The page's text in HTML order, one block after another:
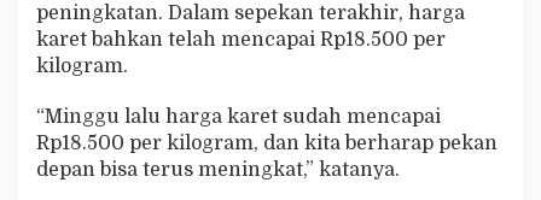
peningkatan. Dalam sepekan terakhir, harga
karet bahkan telah mencapai Rp18.500 per
kilogram.
“Minggu lalu harga karet sudah mencapai
Rp18.500 per kilogram, dan kita berharap pekan
depan bisa terus meningkat,” katanya.